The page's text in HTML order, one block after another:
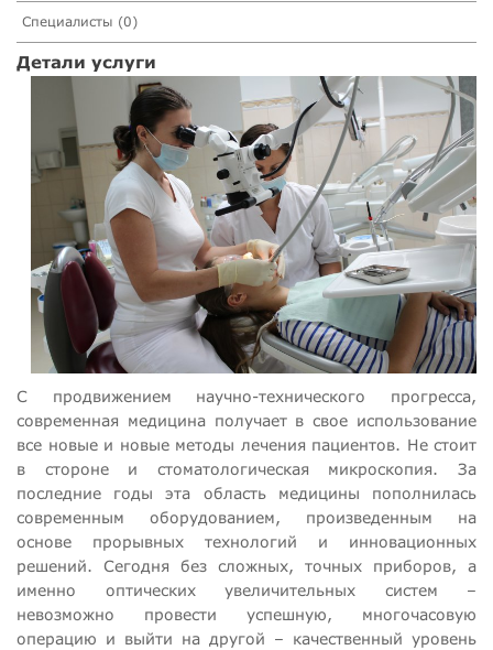
Специалисты (0)
Детали услуги
С продвижением научно-технического прогресса,
современная медицина получает в свое использование
все новые и новые методы лечения пациентов. Не стоит
в стороне и стоматологическая микроскопия. За
последние годы эта область медицины пополнилась
современным оборудованием, произведенным на
основе прорывных технологий и инновационных
решений. Сегодня без сложных, точных приборов, а
именно оптических увеличительных систем –
невозможно провести успешную, многочасовую
операцию и выйти на другой – качественный уровень